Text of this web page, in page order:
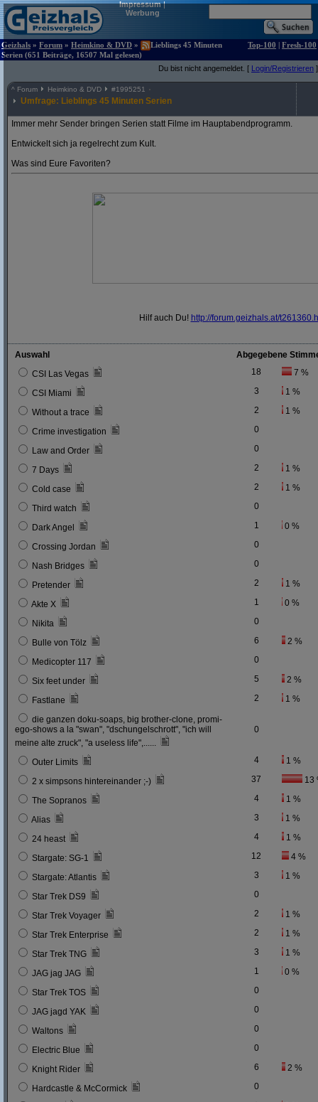
Impressum|
Werbung
Geizhals » Forum » Heimkino & DVD »
Lieblings 45 Minuten
Serien (651 Beiträge, 16507 Mal gelesen)
Top-100 | Fresh-100
Du bist nicht angemeldet. [ Login/Registrieren ]
^ Forum Heimkino & DVD #1995251
Umfrage: Lieblings 45 Minuten Serien
Immer mehr Sender bringen Serien statt Filme im Hauptabendprogramm.
Entwickelt sich ja regelrecht zum Kult.
Was sind Eure Favoriten?
Hilf auch Du! http://forum.geizhals.at/
Auswahl
Abgegebene
CSI Las Vegas
18 7 %
CSI Miami 3 1 %
Without a trace 2 1 %
Crime investigation 0
Law and Order 0
7 Days 2 1 %
Cold case 2 1 %
Third watch 0
Dark Angel 1 0 %
Crossing Jordan 0
Nash Bridges 0
Pretender 2 1 %
Akte X 1 0 %
Nikita 0
Bulle von Tölz 6 2 %
Medicopter 117 0
Six feet under 5 2 %
Fastlane 2 1 %
die ganzen doku-soaps, big brother-clone, promi-
ego-shows a la "swan", "dschungelschrott", "ich will
meine alte zruck", "a useless life",......
0
Outer Limits 4 1 %
2 x simpsons hintereinander ;-) 37 13
The Sopranos 4 1 %
Alias 3 1 %
24 heast 4 1 %
Stargate: SG-1 12 4 %
Stargate: Atlantis 3 1 %
Star Trek DS9 0
Star Trek Voyager 2 1 %
Star Trek Enterprise 2 1 %
Star Trek TNG 3 1 %
JAG jag JAG 1 0 %
Star Trek TOS 0
JAG jagd YAK 0
Waltons 0
Electric Blue 0
Knight Rider 6 2 %
Hardcastle & McCormick 0